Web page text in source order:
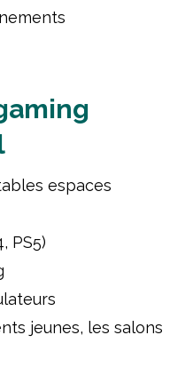
espaces
PS5)
jeunes, les salons